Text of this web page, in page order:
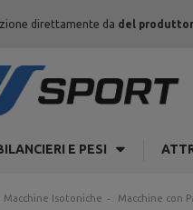
direttamente da del
E PESI
Macchine Isotoniche Macchine con